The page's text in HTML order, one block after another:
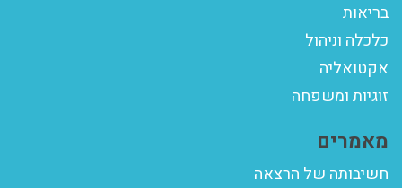
בריאות
כלכלה וניהול
אקטואליה
זוגיות ומשפחה
מאמרים
חשיבותה של הרצאה